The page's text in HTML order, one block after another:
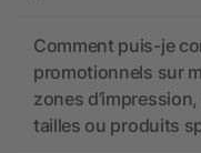
Comment puis-je
promotionnels sur
zones
tailles ou produits